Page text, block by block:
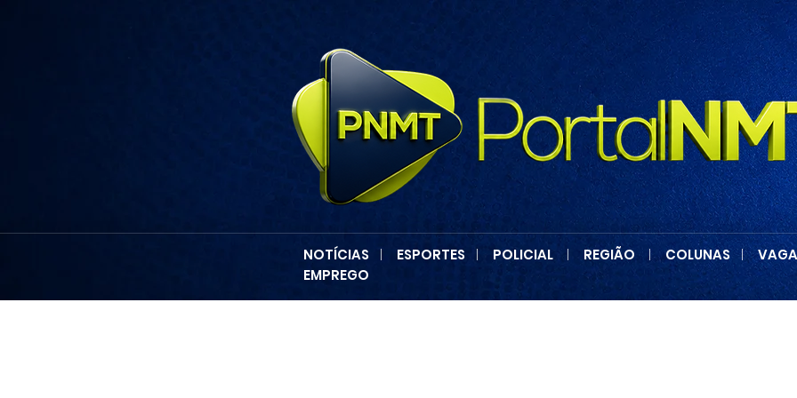
NOTÍCIAS | ESPORTES | POLICIAL | REGIÃO | COLUNAS|
EMPREGO